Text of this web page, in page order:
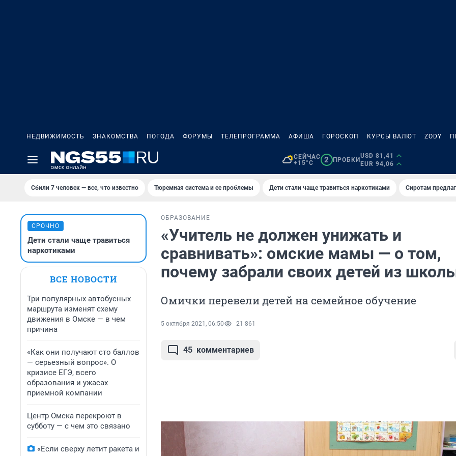
НЕДВИЖИМОСТЬ ЗНАКОМСТВА ПОГОДА ФОРУМЫ ТЕЛЕПРОГРАММА АФИША ГОРОСКОП КУРСЫ ВАЛЮТ ZODY
СЕЙЧАС
+15°C
2 ПРОБКИ
USD 81,41
EUR 94,06
Сбили 7 человек — все, что известно Тюремная система и ее проблемы Дети стали чаще травиться наркотиками Сиротам
СРОЧНО
Дети стали чаще травиться
наркотиками
ВСЕ НОВОСТИ
Три популярных автобусных
маршрута изменят схему
движения в Омске — в чем
причина
«Как они получают сто баллов
— серьезный вопрос». О
кризисе ЕГЭ, всего
образования и ужасах
приемной компании
Центр Омска перекроют в
субботу — с чем это связано
«Если сверху летит ракета и
ОБРАЗОВАНИЕ
«Учитель не должен унижать и
сравнивать»: омские мамы — о том,
почему забрали своих детей из
Омички перевели детей на семейное обучение
5 октября 2021, 06:50 21 861
45 комментариев